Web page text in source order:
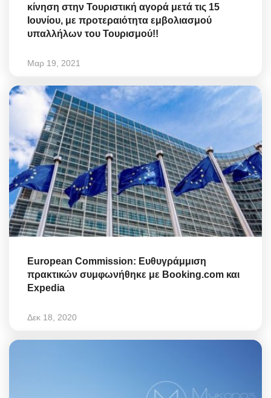
κίνηση στην Τουριστική αγορά μετά τις 15
Ιουνίου, με προτεραιότητα εμβολιασμού
υπαλλήλων του Τουρισμού!!
Μαρ 19, 2021
European Commission: Ευθυγράμμιση
πρακτικών συμφωνήθηκε με Booking.com και
Expedia
Δεκ 18, 2020